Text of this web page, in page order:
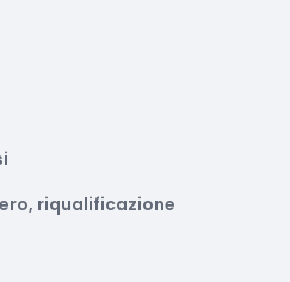
riqualificazione